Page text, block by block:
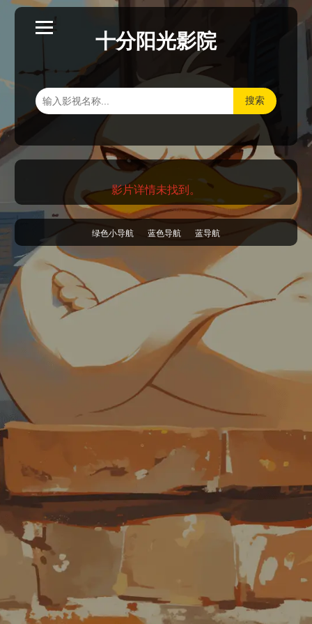
十分阳光影院
搜索
影片详情未找到。
绿色小导航 蓝色导航 蓝导航